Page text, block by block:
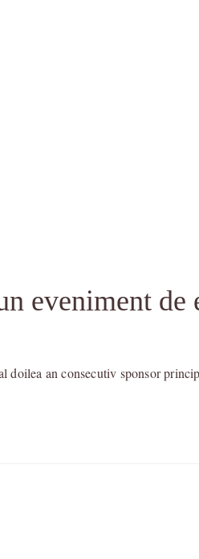
eveniment de
doilea an consecutiv sponsor